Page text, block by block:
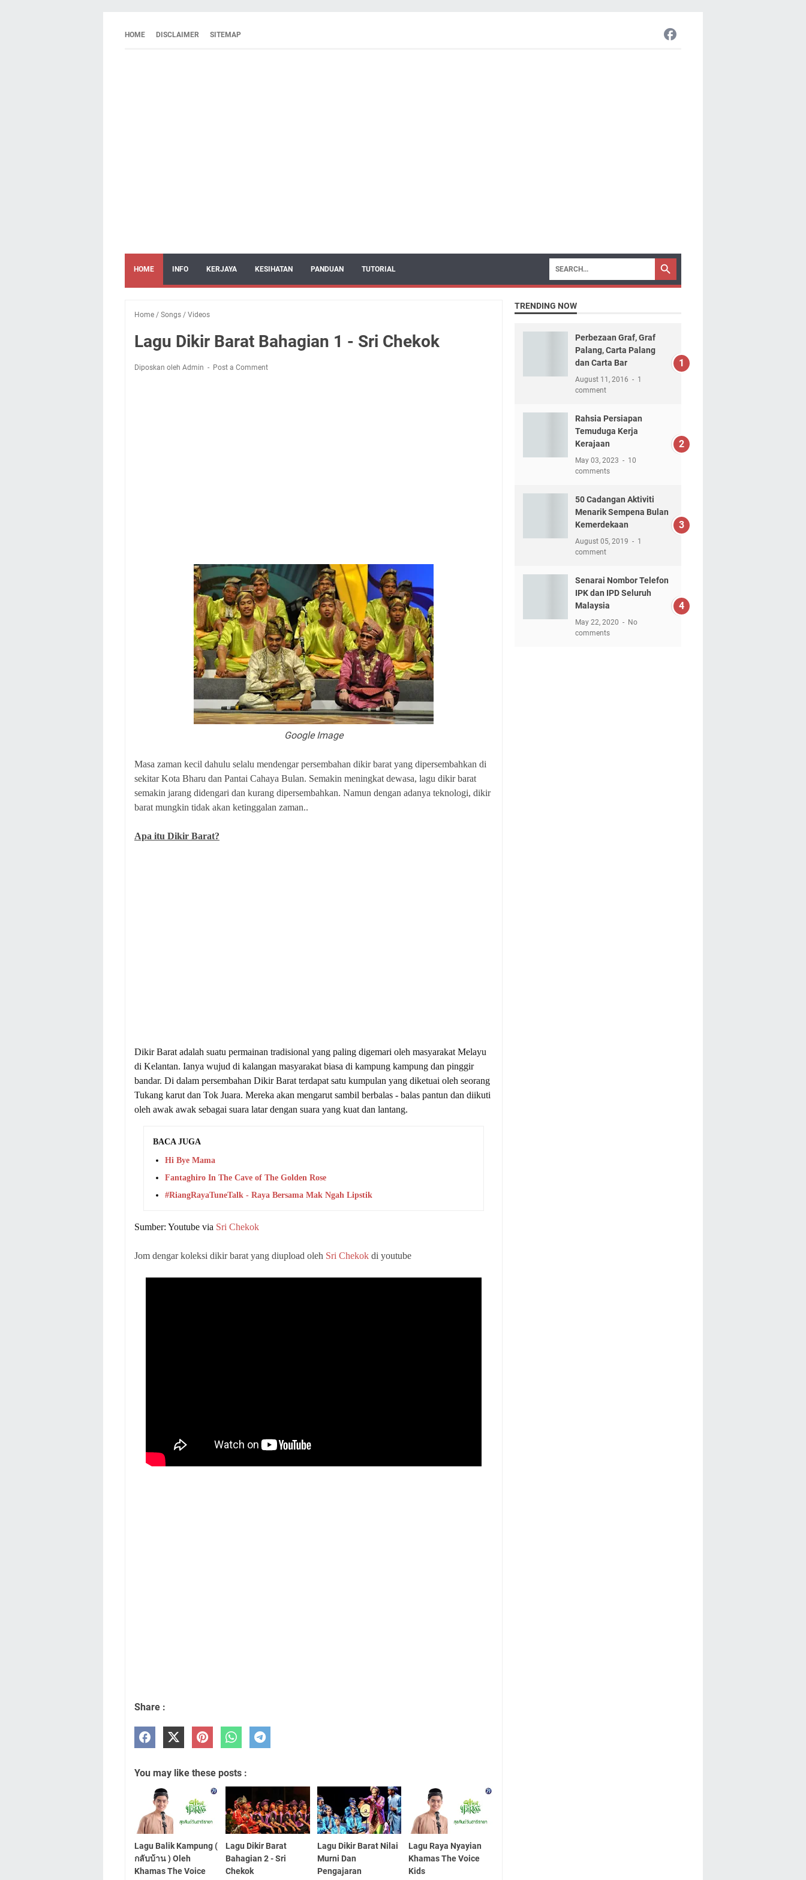
HOME DISCLAIMER SITEMAP
HOME INFO KERJAYA KESIHATAN PANDUAN TUTORIAL
Home / Songs / Videos
Lagu Dikir Barat Bahagian 1 - Sri Chekok
Diposkan oleh Admin Post a Comment
Google Image
Masa zaman kecil dahulu selalu mendengar persembahan dikir barat yang dipersembahkan di
sekitar Kota Bharu dan Pantai Cahaya Bulan. Semakin meningkat dewasa, lagu dikir barat
semakin jarang didengari dan kurang dipersembahkan. Namun dengan adanya teknologi, dikir
barat mungkin tidak akan ketinggalan zaman..
Apa itu Dikir Barat?
Dikir Barat adalah suatu permainan tradisional yang paling digemari oleh masyarakat Melayu
di Kelantan. Ianya wujud di kalangan masyarakat biasa di kampung kampung dan pinggir
bandar. Di dalam persembahan Dikir Barat terdapat satu kumpulan yang diketuai oleh seorang
Tukang karut dan Tok Juara. Mereka akan mengarut sambil berbalas - balas pantun dan diikuti
oleh awak awak sebagai suara latar dengan suara yang kuat dan lantang.
BACA JUGA
Hi Bye Mama
Fantaghiro In The Cave of The Golden Rose
#RiangRayaTuneTalk - Raya Bersama Mak Ngah Lipstik
Sumber: Youtube via Sri Chekok
Jom dengar koleksi dikir barat yang diupload oleh Sri Chekok di youtube
Share :
You may like these posts :
Lagu Balik Kampung (
กลับบ้าน ) Oleh
Khamas The Voice
Lagu Dikir Barat
Bahagian 2 - Sri
Chekok
Lagu Dikir Barat Nilai
Murni Dan
Pengajaran
Lagu Raya Nyayian
Khamas The Voice
Kids
TRENDING NOW
Perbezaan Graf, Graf
Palang, Carta Palang
dan Carta Bar
August 11, 2016
1
comment
Rahsia Persiapan
Temuduga Kerja
Kerajaan
May 03, 2023
10
comments
50 Cadangan Aktiviti
Menarik Sempena Bulan
Kemerdekaan
August 05, 2019
1
comment
Senarai Nombor Telefon
IPK dan IPD Seluruh
Malaysia
May 22, 2020
No
comments